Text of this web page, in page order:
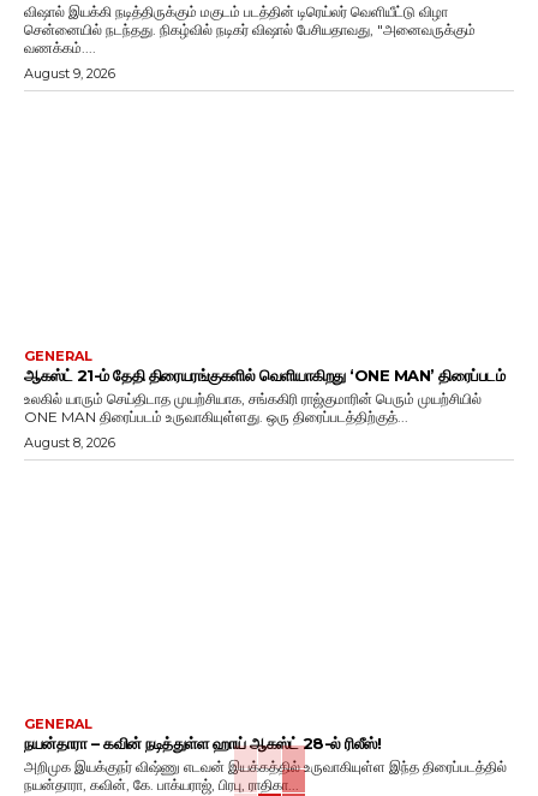
விஷால் இயக்கி நடித்திருக்கும் மகுடம் படத்தின் டிரெய்லர் வெளியீட்டு விழா
சென்னையில் நடந்தது. நிகழ்வில் நடிகர் விஷால் பேசியதாவது, "அனைவருக்கும்
வணக்கம்....
August 9, 2026
GENERAL
ஆகஸ்ட் 21-ம் தேதி திரையரங்குகளில் வெளியாகிறது ‘ONE MAN’ திரைப்படம்
உலகில் யாரும் செய்திடாத முயற்சியாக, சங்ககிரி ராஜ்குமாரின் பெரும் முயற்சியில்
ONE MAN திரைப்படம் உருவாகியுள்ளது. ஒரு திரைப்படத்திற்குத்...
August 8, 2026
GENERAL
நயன்தாரா – கவின் நடித்துள்ள ஹாய் ஆகஸ்ட் 28-ல் ரிலீஸ்!
அறிமுக இயக்குநர் விஷ்ணு எடவன் இயக்கத்தில் உருவாகியுள்ள இந்த திரைப்படத்தில்
நயன்தாரா, கவின், கே. பாக்யராஜ், பிரபு, ராதிகா...